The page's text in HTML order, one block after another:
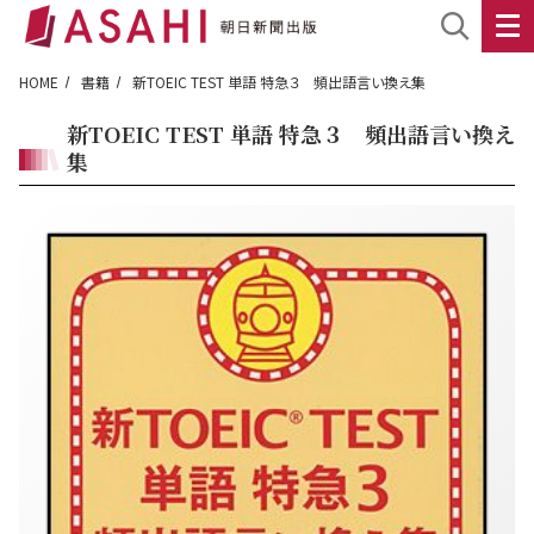
HOME 書籍 新TOEIC TEST 単語 特急３ 頻出語言い換え集
新TOEIC TEST 単語 特急３ 頻出語言い換え
集